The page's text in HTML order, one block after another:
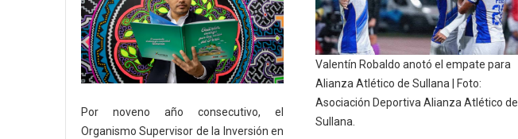
Por noveno año consecutivo, el
Organismo Supervisor de la Inversión en
Valentín Robaldo anotó el empate para
Alianza Atlético de Sullana | Foto:
Asociación Deportiva Alianza Atlético de
Sullana.